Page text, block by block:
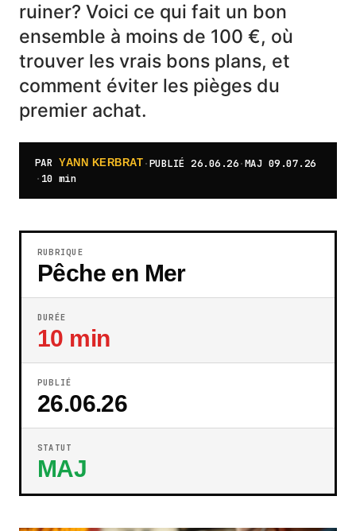
ruiner? Voici ce qui fait un bon
ensemble à moins de 100 €, où
trouver les vrais bons plans, et
comment éviter les pièges du
premier achat.
PAR YANN KERBRAT ·PUBLIÉ26.06.26·MAJ 09.07.26
· 10 min
RUBRIQUE
Pêche en Mer
DURÉE
10 min
PUBLIÉ
26.06.26
STATUT
MAJ